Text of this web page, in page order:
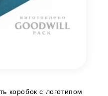
коробок с логотипом